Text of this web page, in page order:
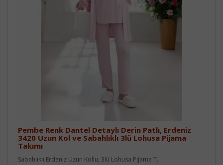
Pembe Renk Dantel Detaylı Derin Patlı, Erdeniz
3420 Uzun Kol ve Sabahlıklı 3lü Lohusa Pijama
Takımı
Sabahlıklı Erdeniz Uzun Kollu, 3lü Lohusa Pijama T..